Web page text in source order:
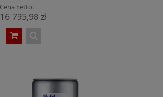
Cena netto:
16 795,98 zł